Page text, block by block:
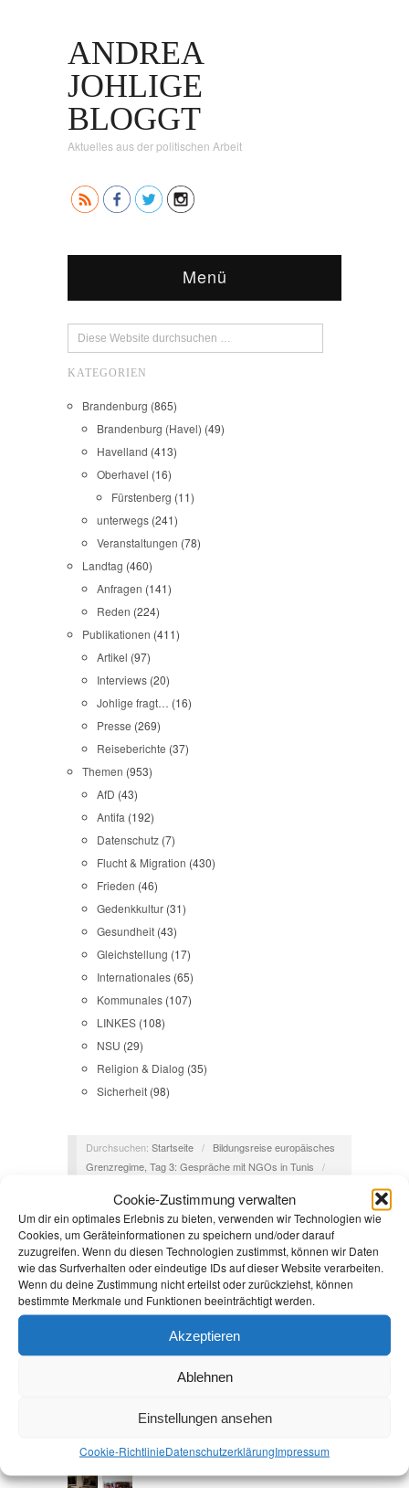
Cookie-Zustimmung verwalten
Um dir ein optimales Erlebnis zu bieten, verwenden wir Technologien wie
Cookies, um Geräteinformationen zu speichern und/oder darauf
zuzugreifen. Wenn du diesen Technologien zustimmst, können wir Daten
wie das Surfverhalten oder eindeutige IDs auf dieser Website verarbeiten.
Wenn du deine Zustimmung nicht erteilst oder zurückziehst, können
bestimmte Merkmale und Funktionen beeinträchtigt werden.
Akzeptieren
Ablehnen
Einstellungen ansehen
Cookie-RichtlinieDatenschutz­erklärungImpressum
ANDREA
JOHLIGE
BLOGGT
Aktuelles aus der politischen Arbeit
Menü
KATEGORIEN
Brandenburg (865)
Brandenburg (Havel) (49)
Havelland (413)
Oberhavel (16)
Fürstenberg (11)
unterwegs (241)
Veranstaltungen (78)
Landtag (460)
Anfragen (141)
Reden (224)
Publikationen (411)
Artikel (97)
Interviews (20)
Johlige fragt… (16)
Presse (269)
Reiseberichte (37)
Themen (953)
AfD (43)
Antifa (192)
Datenschutz (7)
Flucht & Migration (430)
Frieden (46)
Gedenkkultur (31)
Gesundheit (43)
Gleichstellung (17)
Internationales (65)
Kommunales (107)
LINKES (108)
NSU (29)
Religion & Dialog (35)
Sicherheit (98)
Durchsuchen: Startseite /
Bildungsreise europäisches
Grenzregime, Tag 3: Gespräche mit NGOs in Tunis
/